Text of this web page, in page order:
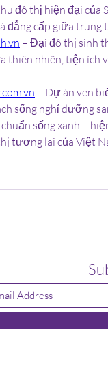
đô thị hiện đại của
đẳng cấp giữa trung
– Đại đô thị sinh
thiên nhiên, tiện ích
– Dự án ven
sống nghỉ dưỡng
sống xanh –
tương lai của Việt